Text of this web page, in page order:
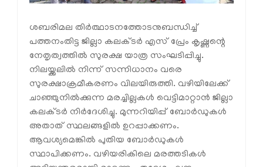
ശബരിമല തിര്‍ത്ഥാടനത്തോടനുബന്ധിച്ച്
പത്തനംതിട്ട ജില്ലാ കലക്ടര്‍ എസ് പ്രേം കൃഷ്ണന്റെ
നേതൃത്വത്തില്‍ സുരക്ഷ യാത്ര സംഘടിപ്പിച്ചു.
നിലയ്ക്കലില്‍ നിന്ന് സന്നിധാനം വരെ
സുരക്ഷാക്രമീകരണം വിലയിരുത്തി. വഴിയിലേക്ക്
ചാഞ്ഞുനില്‍ക്കുന്ന മരച്ചില്ലകള്‍ വെട്ടിമാറ്റാന്‍ ജില്ലാ
കലക്ടര്‍ നിര്‍ദേശിച്ചു. മുന്നറിയിപ്പ് ബോര്‍ഡുകള്‍
അതാത് സ്ഥലങ്ങളില്‍ ഉറപ്പാക്കണം.
ആവശ്യമെങ്കില്‍ പുതിയ ബോര്‍ഡുകള്‍
സ്ഥാപിക്കണം. വഴിയരികിലെ മരത്തടികള്‍